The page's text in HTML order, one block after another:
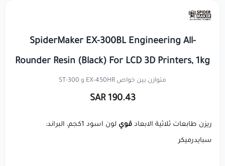
SpiderMaker EX-300BL Engineering All-
Rounder Resin (Black) For LCD 3D Printers, 1kg
متوازن بين خواص EX-450HR و ST-300
190.43 SAR
ريزن طابعات ثلاثية الابعاد قوي لون اسود 1كجم، البراند:
سبايدرميكر